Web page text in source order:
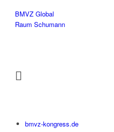
BMVZ Global
Raum Schumann
bmvz-kongress.de